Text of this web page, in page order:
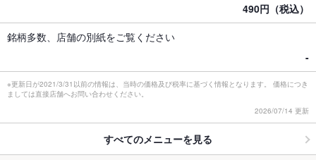
490円（税込）
銘柄多数、店舗の別紙をご覧ください
-
※更新日が2021/3/31以前の情報は、当時の価格及び税率に基づく情報となります。 価格につき
ましては直接店舗へお問い合わせください。
2026/07/14 更新
すべてのメニューを見る